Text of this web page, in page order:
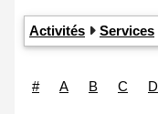
Activités Services
# A B C D